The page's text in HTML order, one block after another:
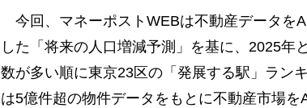
今回、マネーポストWEBは不動産データを
した「将来の人口増減予測」を基に、2025年
数が多い順に東京23区の「発展する駅」ラン
は5億件超の物件データをもとに不動産市場